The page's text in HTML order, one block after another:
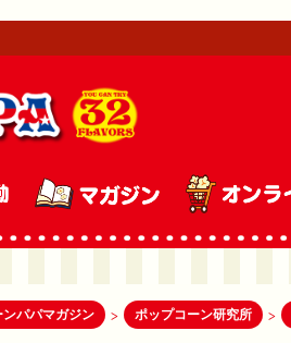
パパマガジン > ポップコーン研究所 >